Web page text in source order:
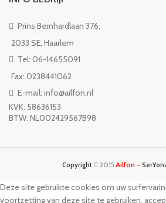
Prins Bernhardlaan 376,
2033 SE, Haarlem
Tel: 06-14655091
Fax: 0238441062
E-mail: info@ailfon.nl
KVK: 58636153
BTW: NL002429567B98
Copyright 2015 Ailfon -
Deze site gebruikte cookies om uw
voortzetting van deze site te gebruiken,